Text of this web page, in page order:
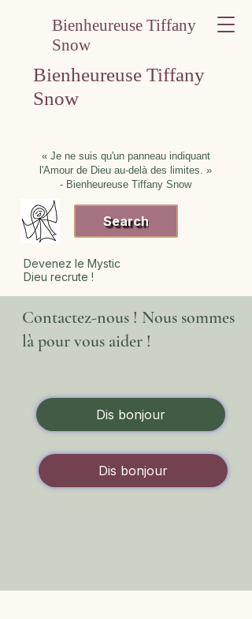
Bienheureuse Tiffany
Snow
Bienheureuse Tiffany
Snow
« Je ne suis qu'un panneau indiquant
l'Amour de Dieu au-delà des limites. »
- Bienheureuse Tiffany Snow
Search
Devenez le Mystic
Dieu recrute !
Contactez-nous ! Nous sommes
là pour vous aider !
Dis bonjour
Dis bonjour